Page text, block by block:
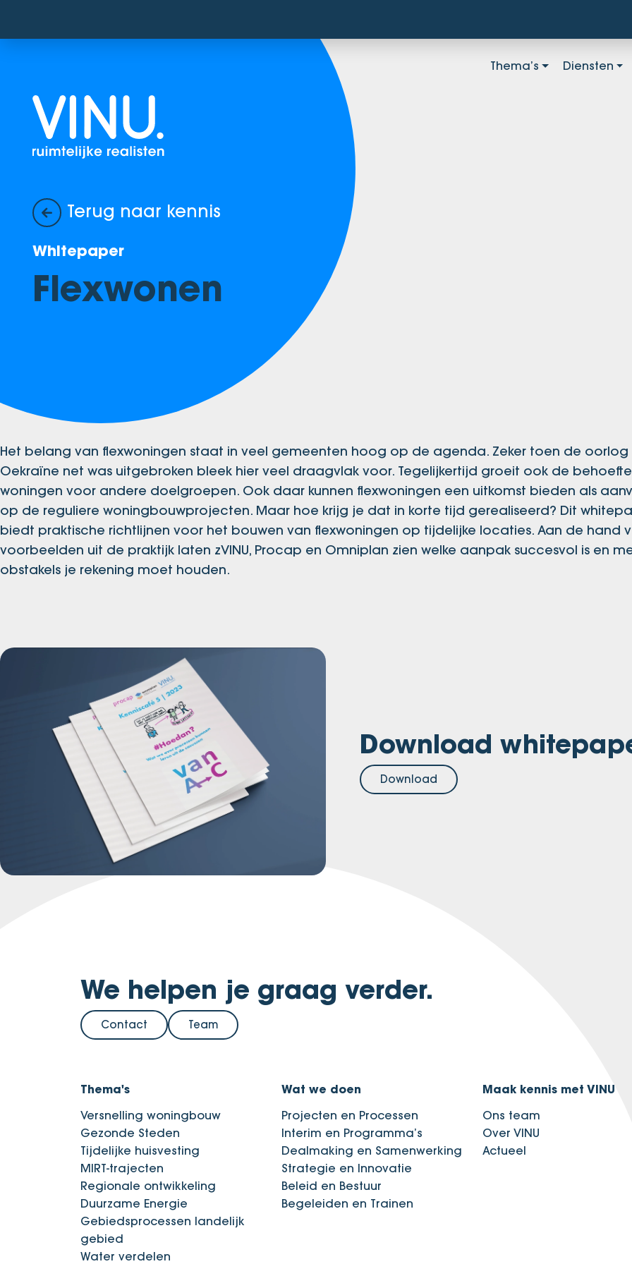
Thema’s Diensten
Terug naar kennis
Whitepaper
Flexwonen
Het belang van flexwoningen staat in veel gemeenten hoog op de agenda. Zeker toen de oorlog
Oekraïne net was uitgebroken bleek hier veel draagvlak voor. Tegelijkertijd groeit ook de
woningen voor andere doelgroepen. Ook daar kunnen flexwoningen een uitkomst bieden als
op de reguliere woningbouwprojecten. Maar hoe krijg je dat in korte tijd gerealiseerd? Dit
biedt praktische richtlijnen voor het bouwen van flexwoningen op tijdelijke locaties. Aan de hand
voorbeelden uit de praktijk laten zVINU, Procap en Omniplan zien welke aanpak succesvol is en
obstakels je rekening moet houden.
Download
Download
We helpen je graag verder.
Contact Team
Thema's
Versnelling woningbouw
Gezonde Steden
Tijdelijke huisvesting
MIRT-trajecten
Regionale ontwikkeling
Duurzame Energie
Gebiedsprocessen landelijk
gebied
Water verdelen
Wat we doen
Projecten en Processen
Interim en Programma’s
Dealmaking en Samenwerking
Strategie en Innovatie
Beleid en Bestuur
Begeleiden en Trainen
Maak kennis met VINU
Ons team
Over VINU
Actueel